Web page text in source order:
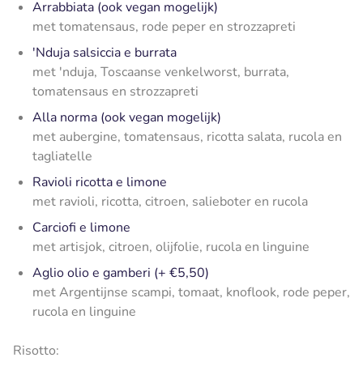
Arrabbiata (ook vegan mogelijk)
met tomatensaus, rode peper en strozzapreti
'Nduja salsiccia e burrata
met 'nduja, Toscaanse venkelworst, burrata,
tomatensaus en strozzapreti
Alla norma (ook vegan mogelijk)
met aubergine, tomatensaus, ricotta salata, rucola en
tagliatelle
Ravioli ricotta e limone
met ravioli, ricotta, citroen, salieboter en rucola
Carciofi e limone
met artisjok, citroen, olijfolie, rucola en linguine
Aglio olio e gamberi (+ €5,50)
met Argentijnse scampi, tomaat, knoflook, rode peper,
rucola en linguine
Risotto: